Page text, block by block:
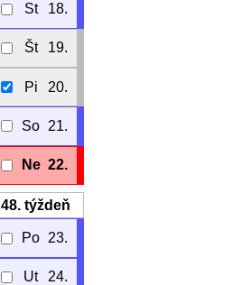
St 18.
Št 19.
Pi 20.
So 21.
Ne 22.
48. týždeň
Po 23.
Ut 24.